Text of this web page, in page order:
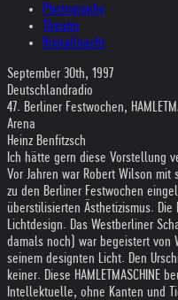
Photography
Theater
Kristallnacht
September 30th, 1997
Deutschlandradio
47. Berliner Festwochen,
Arena
Heinz Benfitzsch
Ich hätte gern diese Vorstellung
Vor Jahren war Robert Wilson mit
zu den Berliner Festwochen
überstilisierten Ästhetizismus.
Lichtdesign. Das Westberliner
damals noch) war begeistert von
seinem designten Licht. Den
keiner. Diese HAMLETMASCHINE
Intellektuelle, ohne Kanten und